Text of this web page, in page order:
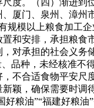
度。（四）渐进到
厦门、泉州、漳州
模以上粮食加工企
和安排，承担粮食
对承担的社会义务
品种，未经核准不
不合适食物平安尺
颖，确保需要时调
粮油”“福建好粮油